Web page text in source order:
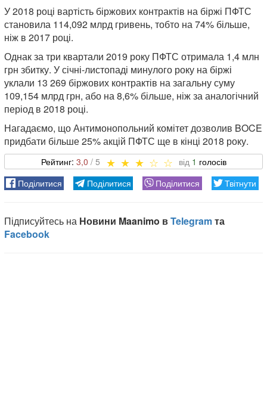
У 2018 році вартість біржових контрактів на біржі ПФТС
становила 114,092 млрд гривень, тобто на 74% більше,
ніж в 2017 році.
Однак за три квартали 2019 року ПФТС отримала 1,4 млн
грн збитку. У січні-листопаді минулого року на біржі
уклали 13 269 біржових контрактів на загальну суму
109,154 млрд грн, або на 8,6% більше, ніж за аналогічний
період в 2018 році.
Нагадаємо, що Антимонопольний комітет дозволив BOCE
придбати більше 25% акцій ПФТС ще в кінці 2018 року.
3,0 1